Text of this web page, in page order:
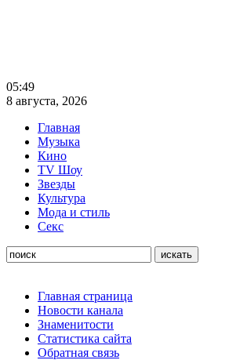
05:49
8 августа, 2026
Главная
Музыка
Кино
TV Шоу
Звезды
Культура
Мода и стиль
Секс
Главная страница
Новости канала
Знаменитости
Статистика сайта
Обратная связь